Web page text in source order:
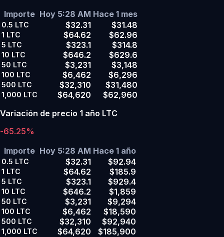
Importe Hoy 5:28 AM Hace 1 mes
0.5 LTC $32.31 $31.48
1 LTC $64.62 $62.96
5 LTC $323.1 $314.8
10 LTC $646.2 $629.6
50 LTC $3,231 $3,148
100 LTC $6,462 $6,296
500 LTC $32,310 $31,480
1,000 LTC $64,620
$62,960
Variación de precio 1 año LTC
-65.25%
Importe Hoy 5:28 AM Hace 1 año
0.5 LTC $32.31 $92.94
1 LTC $64.62 $185.9
5 LTC $323.1 $929.4
10 LTC $646.2 $1,859
50 LTC $3,231 $9,294
100 LTC $6,462 $18,590
500 LTC $32,310 $92,940
1,000 LTC $64,620
$185,900